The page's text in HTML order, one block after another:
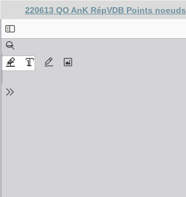
220613 QO AnK RépVDB Points noeuds